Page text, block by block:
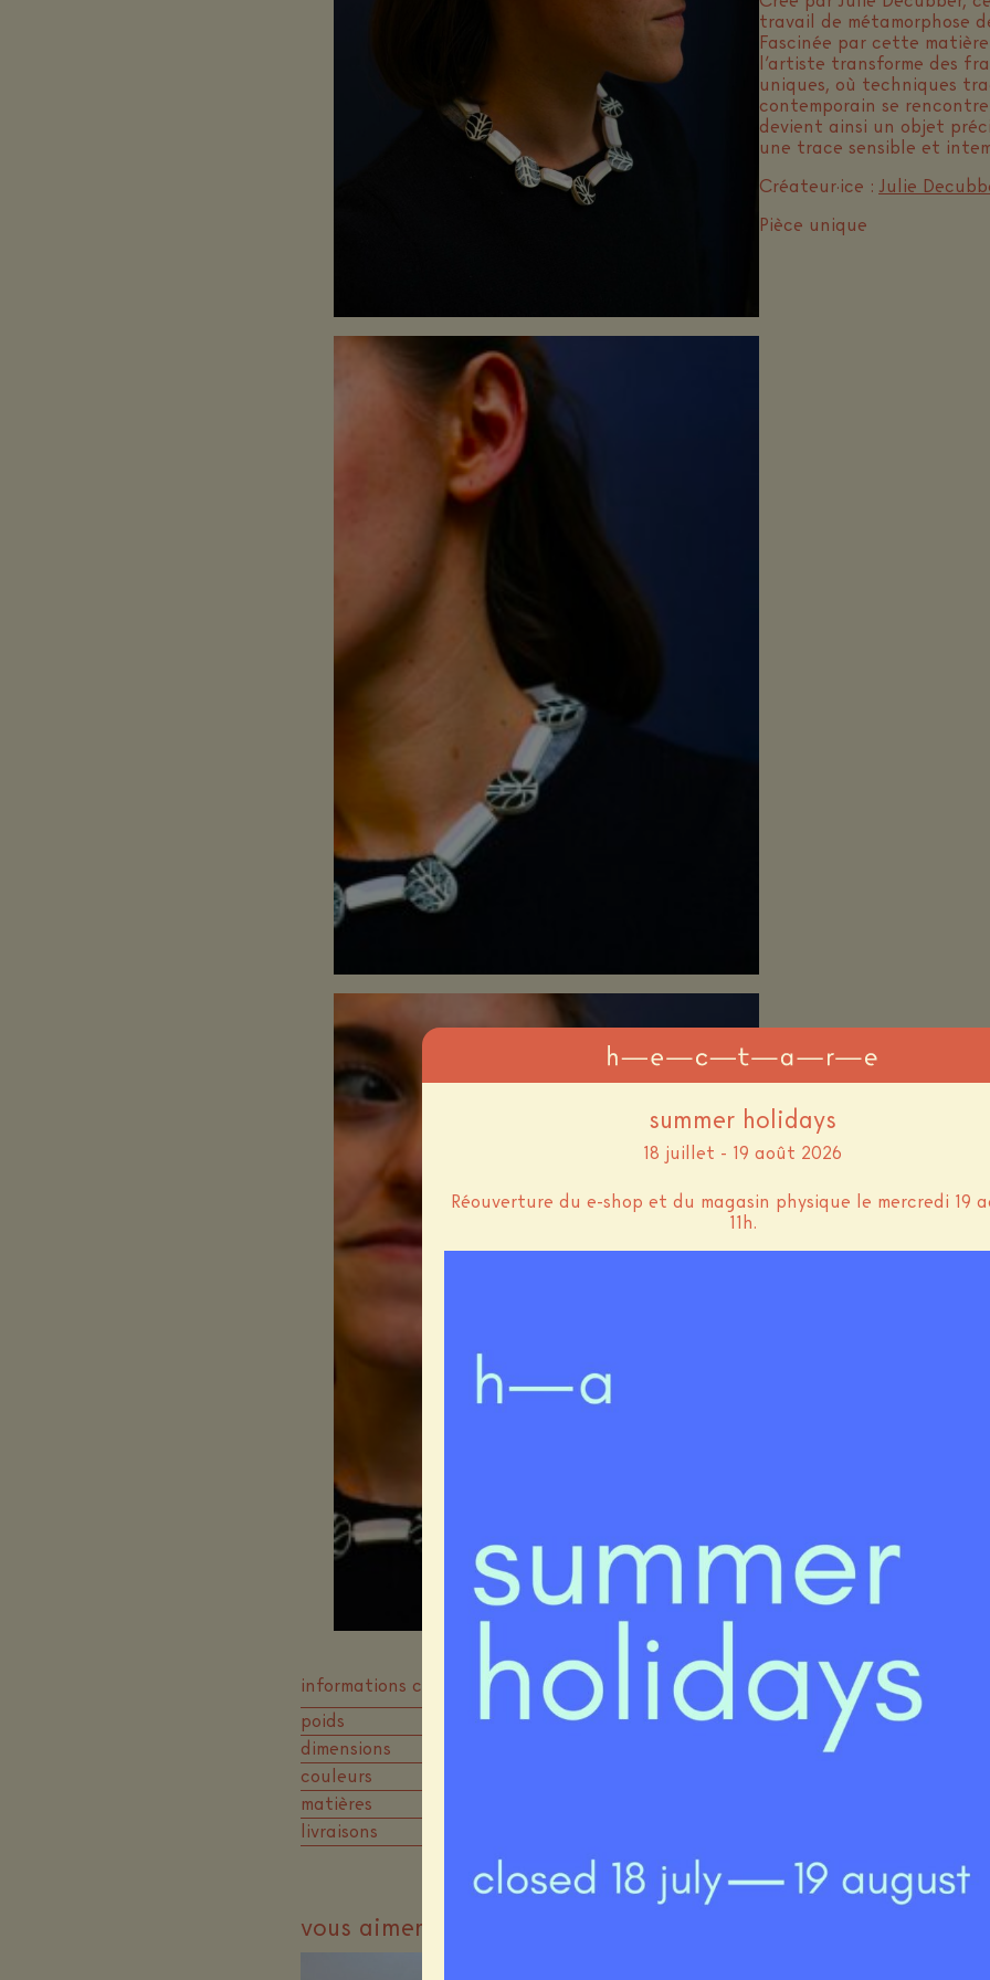
travail de métamorphose
Fascinée par cette
l’artiste transforme des
uniques, où techniques
contemporain se
devient ainsi un objet
une trace sensible et
Créateur·ice : Julie
Pièce unique
informations complémentaires
poids
50 g
dimensions
couleurs
matières
livraisons
vous aimerez peut-être aussi…
summer holidays
18 juillet - 19 août 2026
Réouverture du e-shop et du magasin physique le mercredi 19
11h.